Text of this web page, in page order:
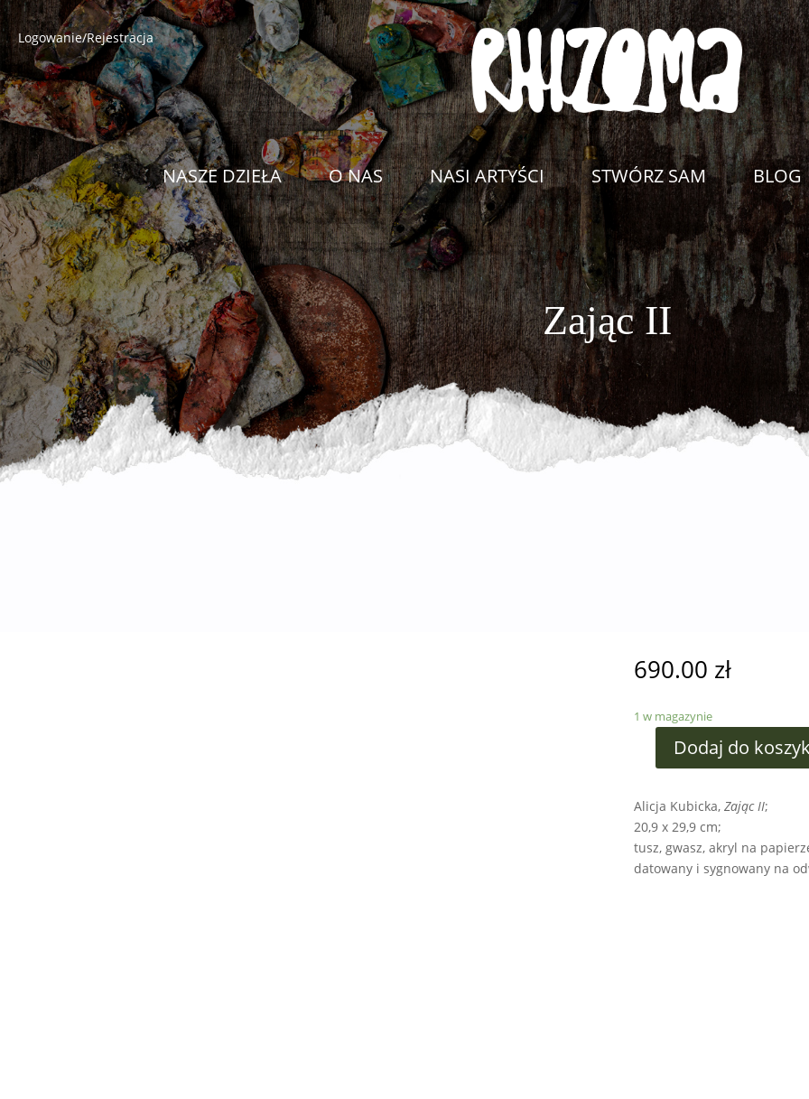
Logowanie/Rejestracja
NASZE DZIEŁA O NAS NASI ARTYŚCI STWÓRZ SAM BLOG
Zając II
690.00 zł
1 w magazynie
Dodaj do
Alicja Kubicka, Zając II;
20,9 x 29,9 cm;
tusz, gwasz, akryl na
datowany i sygnowany na